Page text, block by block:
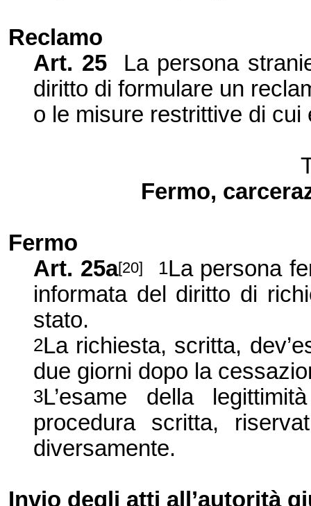
Reclamo
Art. 25
La persona
diritto di formulare un
o le misure restrittive di cui
Fermo,
Fermo
Art. 25a[20] 1La persona
informata del diritto di
stato.
2La richiesta, scritta,
due giorni dopo la
3L’esame della
procedura scritta,
diversamente.
Invio degli atti all’autorità